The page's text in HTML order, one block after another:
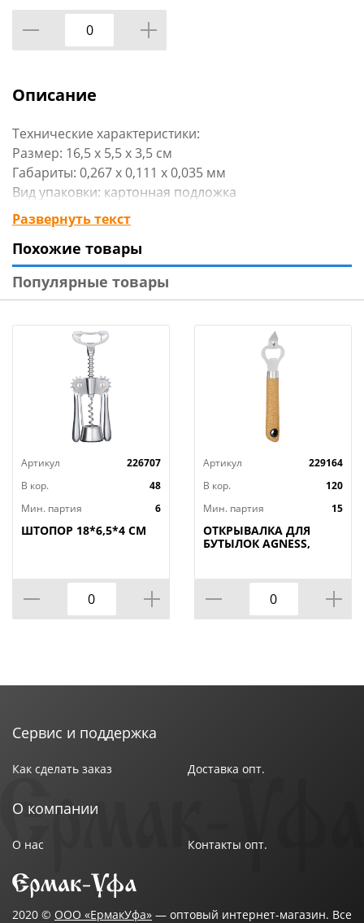
Описание
Технические характеристики:
Размер: 16,5 х 5,5 х 3,5 см
Габариты: 0,267 x 0,111 x 0,035 мм
Вид упаковки: картонная подложка
Материал изделия: сплав цинка, металл, non-stick
Цвет: чёрный
Бренд: Mallony
Страна-изготовитель: Китай
Развернуть текст
Похожие товары
Популярные товары
Артикул
226707
В кор.
48
Мин. партия
6
ШТОПОР 18*6,5*4 СМ
Артикул
229164
В кор.
120
Мин. партия
15
ОТКРЫВАЛКА ДЛЯ
БУТЫЛОК AGNESS,
Сервис и поддержка
Как сделать заказ Доставка опт.
О компании
О нас Контакты опт.
2020 © ООО «ЕрмакУфа» — оптовый интернет-магазин. Все